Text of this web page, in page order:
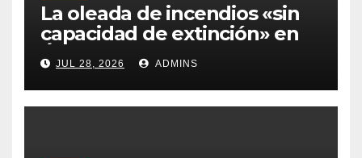
La oleada de incendios «sin
capacidad de extinción» en
Ávila y al oeste de Madrid
obliga a declarar la
emergencia nacional
JUL 28, 2026 ADMINS